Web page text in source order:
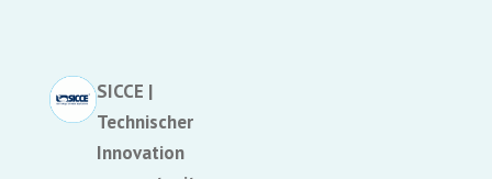
SICCE |
Technischer
Innovation